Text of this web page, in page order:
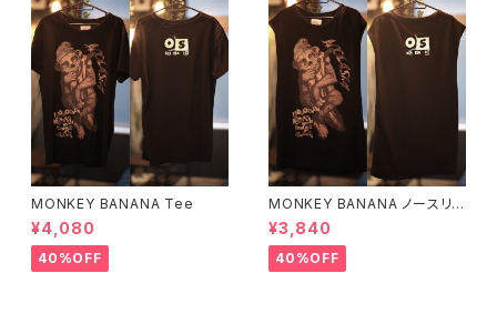
MONKEY BANANA Tee
¥4,080
40%OFF
MONKEY BANANA ノースリ
ーブ
¥3,840
40%OFF